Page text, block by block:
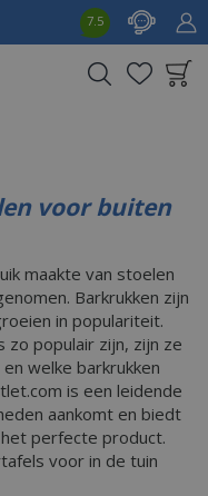
7.5
voor buiten
maakte van stoelen
Barkrukken zijn
in populariteit.
zo populair zijn, zijn ze
welke barkrukken
is een leidende
aankomt en biedt
perfecte product.
voor in de tuin